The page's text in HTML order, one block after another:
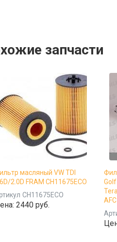
запчасти
масляный VW TDI
2.0D FRAM CH11675ECO
CH11675ECO
2440 руб.